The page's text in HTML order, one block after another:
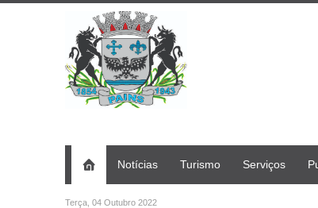
Notícias Turismo Serviços
Terça, 04 Outubro 2022